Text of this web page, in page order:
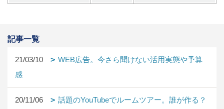
記事一覧
21/03/10
WEB広告。今さら聞けない活用実態や予算
感
20/11/06
話題のYouTubeでルームツアー。誰が作る？